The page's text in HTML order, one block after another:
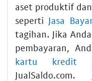
aset produktif
seperti Jasa
tagihan. Jika
pembayaran,
kartu kredit